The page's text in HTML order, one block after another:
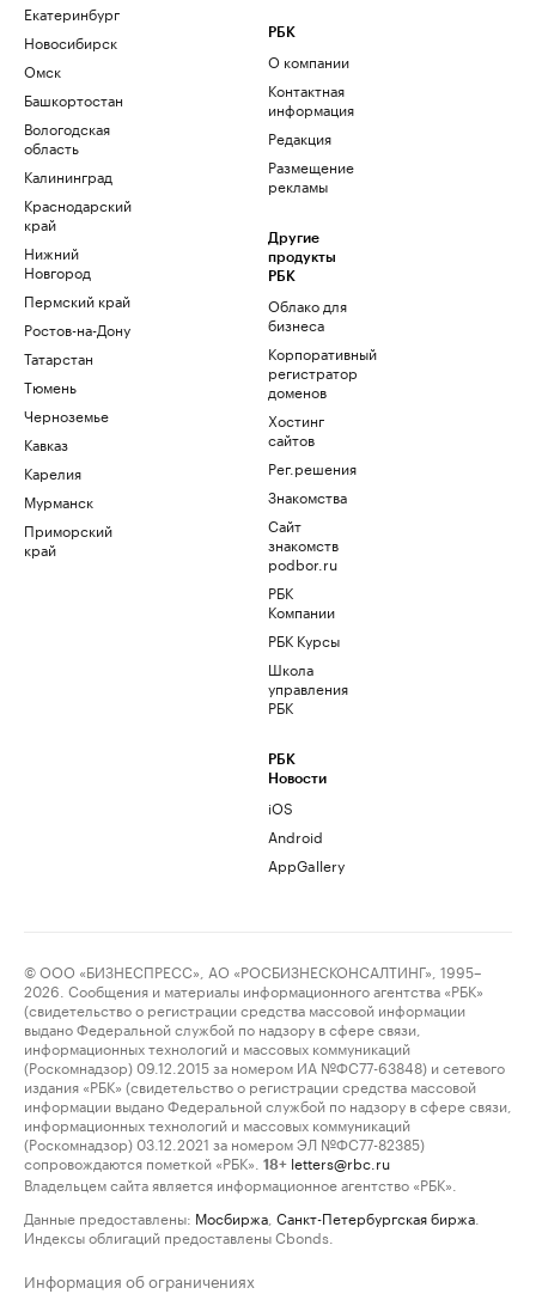
Екатеринбург
Новосибирск
Омск
Башкортостан
Вологодская
область
Калининград
Краснодарский
край
Нижний
Новгород
Пермский край
Ростов-на-Дону
Татарстан
Тюмень
Черноземье
Кавказ
Карелия
Мурманск
Приморский
край
РБК
О компании
Контактная
информация
Редакция
Размещение
рекламы
Другие
продукты
РБК
Облако для
бизнеса
Корпоративный
регистратор
доменов
Хостинг
сайтов
Рег.решения
Знакомства
Сайт
знакомств
podbor.ru
РБК
Компании
РБК Курсы
Школа
управления
РБК
РБК
Новости
iOS
Android
AppGallery
© ООО «БИЗНЕСПРЕСС», АО «РОСБИЗНЕСКОНСАЛТИНГ», 1995–
2026. Сообщения и материалы информационного агентства «РБК»
(свидетельство о регистрации средства массовой информации
выдано Федеральной службой по надзору в сфере связи,
информационных технологий и массовых коммуникаций
(Роскомнадзор) 09.12.2015 за номером ИА №ФС77-63848) и сетевого
издания «РБК» (свидетельство о регистрации средства массовой
информации выдано Федеральной службой по надзору в сфере связи,
информационных технологий и массовых коммуникаций
(Роскомнадзор) 03.12.2021 за номером ЭЛ №ФС77-82385)
сопровождаются пометкой «РБК».
18+ letters@rbc.ru
Владельцем сайта является информационное агентство «РБК».
Данные предоставлены: Мосбиржа Санкт-Петербургская биржа
Индексы облигаций предоставлены Cbonds.
Информация об ограничениях